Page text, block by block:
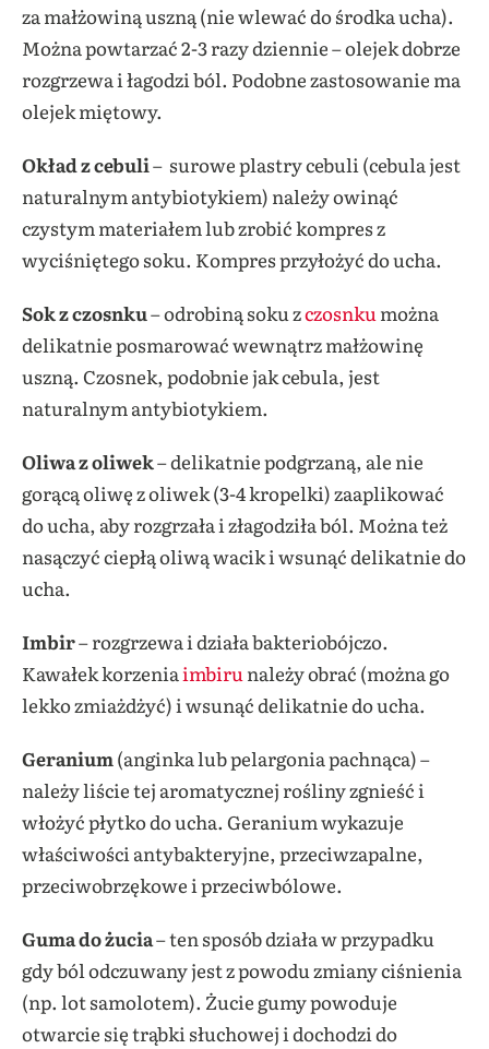
za małżowiną uszną (nie wlewać do środka ucha).
Można powtarzać 2-3 razy dziennie – olejek dobrze
rozgrzewa i łagodzi ból. Podobne zastosowanie ma
olejek miętowy.
Okład z cebuli– surowe plastry cebuli (cebula jest
naturalnym antybiotykiem) należy owinąć
czystym materiałem lub zrobić kompres z
wyciśniętego soku. Kompres przyłożyć do ucha.
Sok z czosnku– odrobiną soku zczosnkumożna
delikatnie posmarować wewnątrz małżowinę
uszną. Czosnek, podobnie jak cebula, jest
naturalnym antybiotykiem.
Oliwa z oliwek– delikatnie podgrzaną, ale nie
gorącą oliwę z oliwek (3-4 kropelki) zaaplikować
do ucha, aby rozgrzała i złagodziła ból. Można też
nasączyć ciepłą oliwą wacik i wsunąć delikatnie do
ucha.
Imbir– rozgrzewa i działa bakteriobójczo.
Kawałek korzeniaimbirunależy obrać (można go
lekko zmiażdżyć) i wsunąć delikatnie do ucha.
Geranium(anginka lub pelargonia pachnąca) –
należy liście tej aromatycznej rośliny zgnieść i
włożyć płytko do ucha. Geranium wykazuje
właściwości antybakteryjne, przeciwzapalne,
przeciwobrzękowe i przeciwbólowe.
Guma do żucia– ten sposób działa w przypadku
gdy ból odczuwany jest z powodu zmiany ciśnienia
(np. lot samolotem). Żucie gumy powoduje
otwarcie się trąbki słuchowej i dochodzi do